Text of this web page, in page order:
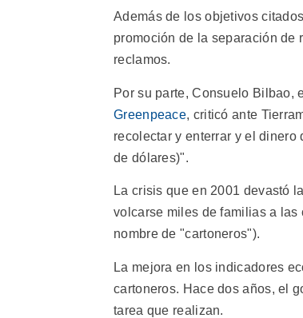
Además de los objetivos
promoción de la separación de
reclamos.
Por su parte, Consuelo Bilbao,
Greenpeace, criticó ante
recolectar y enterrar y el
de dólares)".
La crisis que en 2001 devastó
volcarse miles de familias a
nombre de "cartoneros").
La mejora en los indicadores
cartoneros. Hace dos años, el
tarea que realizan.